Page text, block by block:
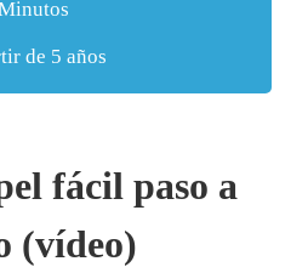
de 5 años
fácil paso a
(vídeo)